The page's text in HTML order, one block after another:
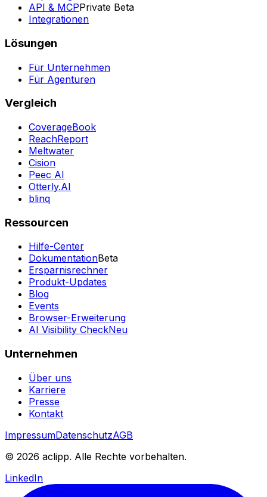
API & MCPPrivate Beta
Integrationen
Lösungen
Für Unternehmen
Für Agenturen
Vergleich
CoverageBook
ReachReport
Meltwater
Cision
Peec AI
Otterly.AI
blinq
Ressourcen
Hilfe-Center
DokumentationBeta
Ersparnisrechner
Produkt-Updates
Blog
Events
Browser-Erweiterung
AI Visibility CheckNeu
Unternehmen
Über uns
Karriere
Presse
Kontakt
ImpressumDatenschutzAGB
© 2026 aclipp. Alle Rechte vorbehalten.
LinkedIn